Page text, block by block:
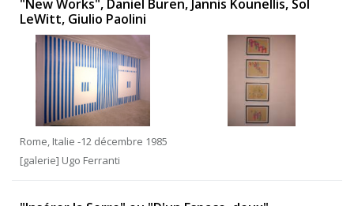
"New Works", Daniel Buren, Jannis Kounellis, Sol
LeWitt, Giulio Paolini
Rome, Italie -12 décembre 1985
[galerie] Ugo Ferranti